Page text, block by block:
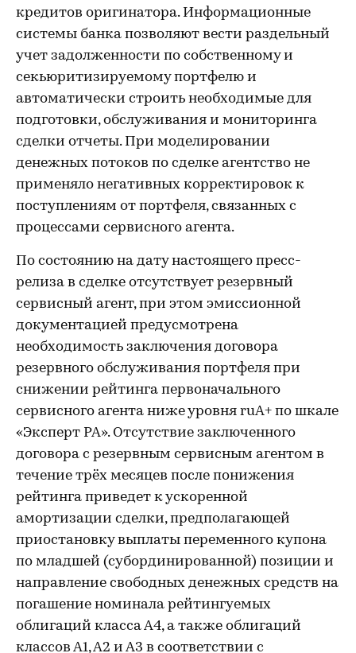
кредитов оригинатора. Информационные
системы банка позволяют вести раздельный
учет задолженности по собственному и
секьюритизируемому портфелю и
автоматически строить необходимые для
подготовки, обслуживания и мониторинга
сделки отчеты. При моделировании
денежных потоков по сделке агентство не
применяло негативных корректировок к
поступлениям от портфеля, связанных с
процессами сервисного агента.
По состоянию на дату настоящего пресс-
релиза в сделке отсутствует резервный
сервисный агент, при этом эмиссионной
документацией предусмотрена
необходимость заключения договора
резервного обслуживания портфеля при
снижении рейтинга первоначального
сервисного агента ниже уровня ruA+ по шкале
«Эксперт РА». Отсутствие заключенного
договора с резервным сервисным агентом в
течение трёх месяцев после понижения
рейтинга приведет к ускоренной
амортизации сделки, предполагающей
приостановку выплаты переменного купона
по младшей (субординированной) позиции и
направление свободных денежных средств на
погашение номинала рейтингуемых
облигаций класса А4, а также облигаций
классов А1, А2 и А3 в соответствии с